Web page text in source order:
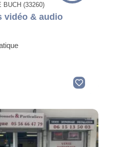
BUCH (33260)
vidéo & audio